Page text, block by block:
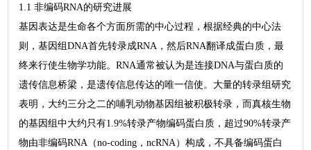
1.1 非编码RNA的研究进展
基因表达是生命各个方面所需的中心过程，根据经典的中心法
则，基因组DNA首先转录成RNA，然后RNA翻译成蛋白质，最
终来行使生物学功能。RNA通常被认为是连接DNA与蛋白质的
遗传信息桥梁，是遗传信息传达的唯一信使。大量的转录组研究
表明，大约三分之二的哺乳动物基因组被积极转录，而真核生物
的基因组中大约只有1.9%转录产物编码蛋白质，超过90%转录产
物由非编码RNA（no-coding，ncRNA）构成，不具备编码蛋白